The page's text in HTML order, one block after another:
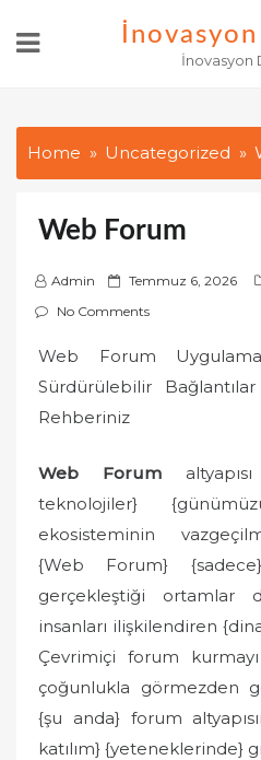
İnovasyon
Home Uncategorized
Web Forum
Admin
P
o
t
e
d
Temmuz 6, 2026
No Comments
Web Forum
Sürdürülebilir
Rehberiniz
Web Forum
teknolojiler}
ekosisteminin
{Web Forum}
gerçekleştiği ortamlar
insanları ilişkilendiren
Çevrimiçi forum
çoğunlukla görmezden
{şu anda} forum
katılım} {yeteneklerinde}